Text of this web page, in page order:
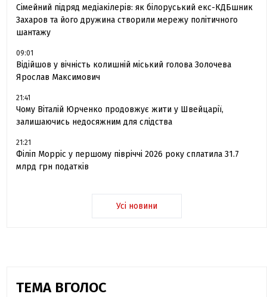
Сімейний підряд медіакілерів: як білоруський екс-КДБшник
Захаров та його дружина створили мережу політичного
шантажу
09:01
Відійшов у вічність колишній міський голова Золочева
Ярослав Максимович
21:41
Чому Віталій Юрченко продовжує жити у Швейцарії,
залишаючись недосяжним для слідства
21:21
Філіп Морріс у першому півріччі 2026 року сплатила 31.7
млрд грн податків
Усі новини
ТЕМА ВГОЛОС